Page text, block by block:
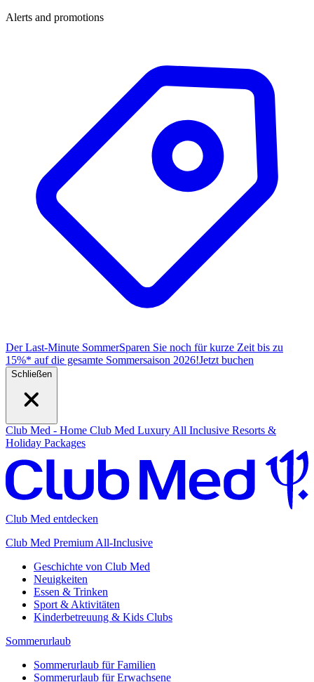
Alerts and promotions
Der Last-Minute SommerSparen Sie noch für kurze Zeit bis zu
15%* auf die gesamte Sommersaison 2026!Jetzt buchen
Schließen
Club Med - Home Club Med Luxury All Inclusive Resorts &
Holiday Packages
Club Med entdecken
Club Med Premium All-Inclusive
Geschichte von Club Med
Neuigkeiten
Essen & Trinken
Sport & Aktivitäten
Kinderbetreuung & Kids Clubs
Sommerurlaub
Sommerurlaub für Familien
Sommerurlaub für Erwachsene